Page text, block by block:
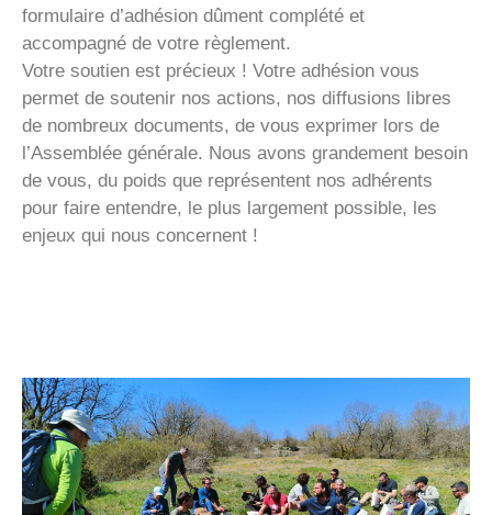
formulaire d’adhésion dûment complété et
accompagné de votre règlement.
Votre soutien est précieux ! Votre adhésion vous
permet de soutenir nos actions, nos diffusions libres
de nombreux documents, de vous exprimer lors de
l’Assemblée générale. Nous avons grandement besoin
de vous, du poids que représentent nos adhérents
pour faire entendre, le plus largement possible, les
enjeux qui nous concernent !